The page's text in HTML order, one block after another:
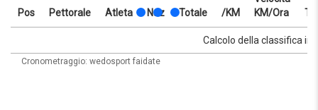
Pos Pettorale Atleta Naz
KM/Ora
Totale /KM
Tempo
Velocità
Totale /KM
Calcolo della classifica in
Cronometraggio: wedosport faidate